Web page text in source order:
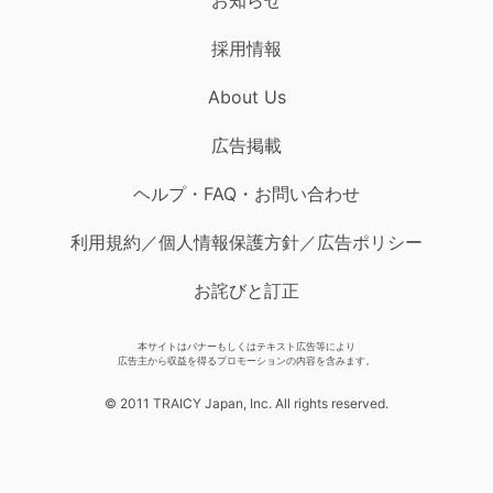
採用情報
About Us
広告掲載
ヘルプ・FAQ・お問い合わせ
利用規約／個人情報保護方針／広告ポリシー
お詫びと訂正
本サイトはバナーもしくはテキスト広告等により
広告主から収益を得るプロモーションの内容を含みます。
© 2011 TRAICY Japan, Inc. All rights reserved.